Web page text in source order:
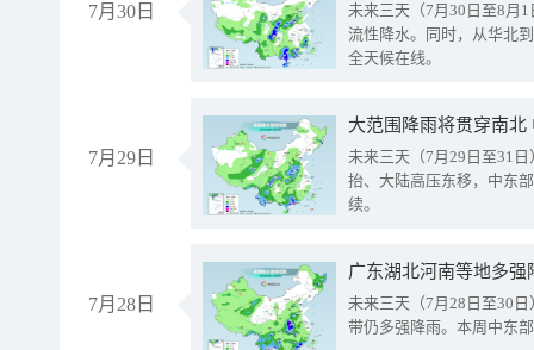
7月30日
未来三天（7月30日至8月
流性降水。同时，从华北
全天候在线。
7月29日
大范围降雨将贯穿南
未来三天（7月29日至31
抬、大陆高压东移，中东
续。
7月28日
广东湖北河南等地多
未来三天（7月28日至30
带仍多强降雨。本周中东